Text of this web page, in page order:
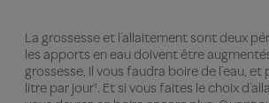
La grossesse et l’allaitement sont deux
les apports en eau doivent être
grossesse, il vous faudra boire de l’eau, et
litre par jour¹. Et si vous faites le choix